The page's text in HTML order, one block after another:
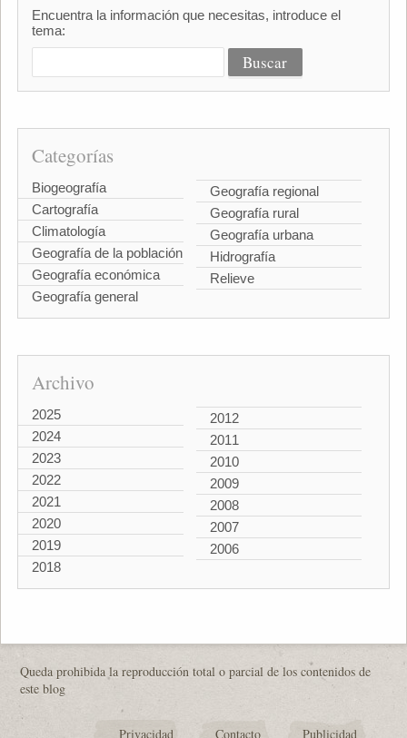
Encuentra la información que necesitas, introduce el
tema:
Categorías
Biogeografía
Cartografía
Climatología
Geografía de la población
Geografía económica
Geografía general
Geografía regional
Geografía rural
Geografía urbana
Hidrografía
Relieve
Archivo
2025
2024
2023
2022
2021
2020
2019
2018
2012
2011
2010
2009
2008
2007
2006
Queda prohibida la reproducción total o parcial de los contenidos de
este blog
Privacidad Contacto Publicidad